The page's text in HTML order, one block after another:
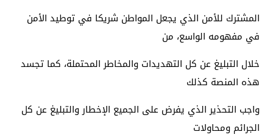
المشترك للأمن الذي يجعل المواطن شريكا في توطيد الأمن
في مفهومه الواسع، من
خلال التبليغ عن كل التهديدات والمخاطر المحتملة، كما تجسد
هذه المنصة كذلك
واجب التحذير الذي يفرض على الجميع الإخطار والتبليغ عن كل
الجرائم ومحاولات